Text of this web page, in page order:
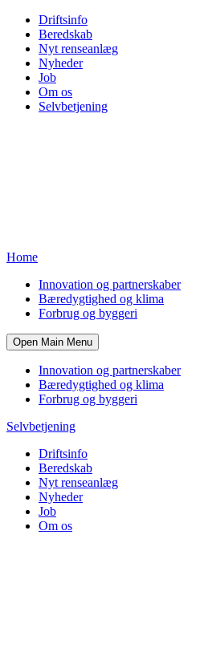
Driftsinfo
Beredskab
Nyt renseanlæg
Nyheder
Job
Om os
Selvbetjening
Home
Innovation og partnerskaber
Bæredygtighed og klima
Forbrug og byggeri
Open Main Menu
Innovation og partnerskaber
Bæredygtighed og klima
Forbrug og byggeri
Selvbetjening
Driftsinfo
Beredskab
Nyt renseanlæg
Nyheder
Job
Om os